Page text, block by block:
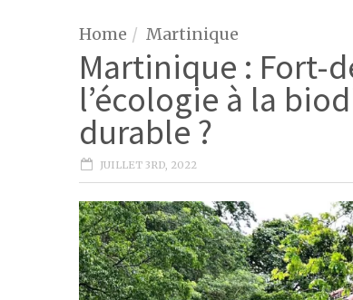
Home Martinique
Martinique : Fort-
l’écologie à la
durable ?
JUILLET 3RD, 2022